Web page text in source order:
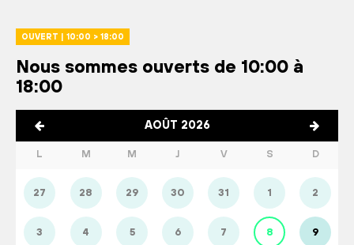
OUVERT | 10:00 > 18:00
Nous sommes ouverts de 10:00 à
18:00
AOÛT 2026
L M M J V S D
27 28 29 30 31 1 2
3 4 5 6 7 8 9